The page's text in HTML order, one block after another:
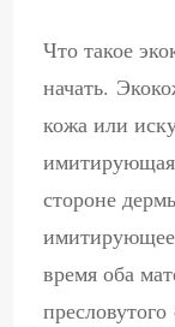
Что такое
начать.
кожа или
стороне
время оба